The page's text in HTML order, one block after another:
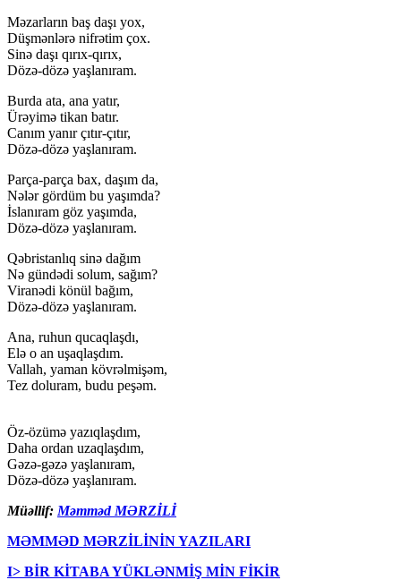
Məzarların baş daşı yox,
Düşmənlərə nifrətim çox.
Sinə daşı qırıx-qırıx,
Dözə-dözə yaşlanıram.
Burda ata, ana yatır,
Ürəyimə tikan batır.
Canım yanır çıtır-çıtır,
Dözə-dözə yaşlanıram.
Parça-parça bax, daşım da,
Nələr gördüm bu yaşımda?
İslanıram göz yaşımda,
Dözə-dözə yaşlanıram.
Qəbristanlıq sinə dağım
Nə gündədi solum, sağım?
Viranədi könül bağım,
Dözə-dözə yaşlanıram.
Ana, ruhun qucaqlaşdı,
Elə o an uşaqlaşdım.
Vallah, yaman kövrəlmişəm,
Tez doluram, budu peşəm.
Öz-özümə yazıqlaşdım,
Daha ordan uzaqlaşdım,
Gəzə-gəzə yaşlanıram,
Dözə-dözə yaşlanıram.
Müəllif: Məmməd MƏRZİLİ
MƏMMƏD MƏRZİLİNİN YAZILARI
I> BİR KİTABA YÜKLƏNMİŞ MİN FİKİR